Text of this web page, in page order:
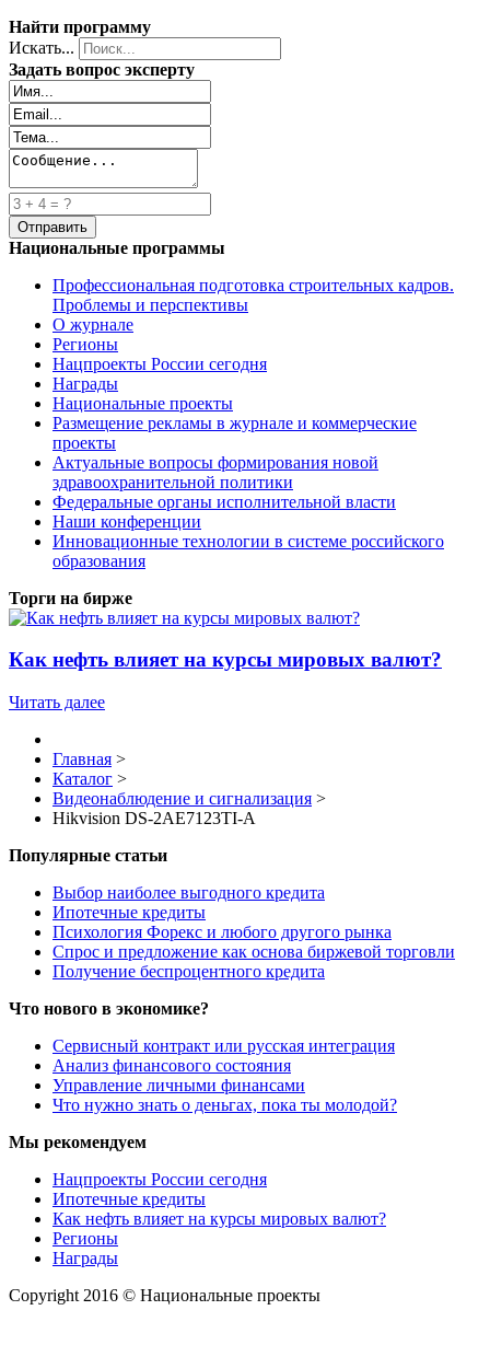
Найти программу
Искать...
Задать вопрос эксперту
Национальные программы
Профессиональная подготовка строительных кадров.
Проблемы и перспективы
О журнале
Регионы
Нацпроекты России сегодня
Награды
Национальные проекты
Размещение рекламы в журнале и коммерческие
проекты
Актуальные вопросы формирования новой
здравоохранительной политики
Федеральные органы исполнительной власти
Наши конференции
Инновационные технологии в системе российского
образования
Торги на бирже
Как нефть влияет на курсы мировых валют?
Читать далее
Главная >
Каталог >
Видеонаблюдение и сигнализация >
Hikvision DS-2AE7123TI-A
Популярные статьи
Выбор наиболее выгодного кредита
Ипотечные кредиты
Психология Форекс и любого другого рынка
Спрос и предложение как основа биржевой торговли
Получение беспроцентного кредита
Что нового в экономике?
Сервисный контракт или русская интеграция
Анализ финансового состояния
Управление личными финансами
Что нужно знать о деньгах, пока ты молодой?
Мы рекомендуем
Нацпроекты России сегодня
Ипотечные кредиты
Как нефть влияет на курсы мировых валют?
Регионы
Награды
Copyright 2016 © Национальные проекты